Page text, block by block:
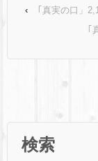
‹
｢真実の口」
検索